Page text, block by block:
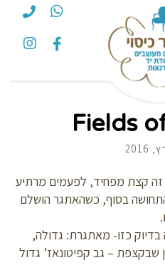
מפחיד, לפעמים מרתיע
בסוף, כשהאתגר הושלם
כזו- מאתגרת: גדולה,
– גב קפיטונאז’ גדול